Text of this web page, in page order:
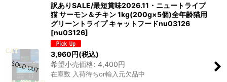
訳ありSALE/最短賞味2026.11・ニュートライプ
猫 サーモン＆チキン 1kg(200g×5個)全年齢猫用
グリーントライプ キャットフードnu03126
[nu03126]
3,960円(税込)
希望小売価格: 4,400円
在庫数 入荷待ちor輸入元欠品中